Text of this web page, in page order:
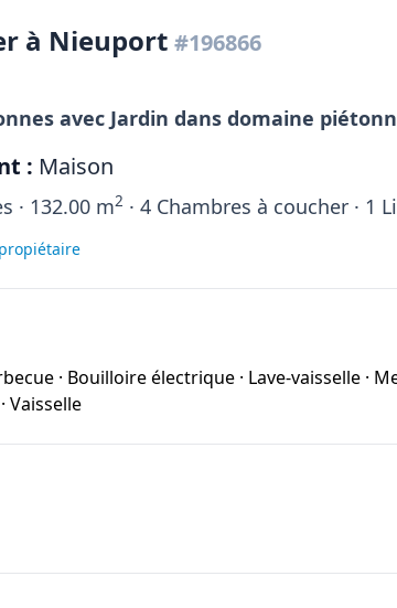
à Nieuport #196866
avec Jardin dans domaine
: Maison
· 132.00 m2 · 4 Chambres à coucher · 1
· Bouilloire électrique · Lave-vaisselle ·
· Vaisselle